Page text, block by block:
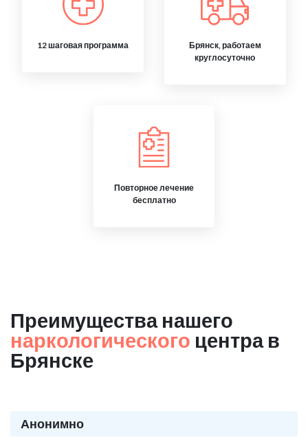
12 шаговая программа
Брянск, работаем
круглосуточно
Повторное лечение
бесплатно
Преимущества нашего
наркологического центра в
Брянске
Анонимно